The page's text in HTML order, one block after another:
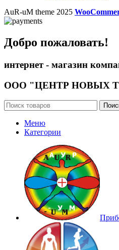
AuR-uM theme 2025
Добро пожаловать!
интернет - магазин
ООО "ЦЕНТР НОВЫХ
Меню
Категории